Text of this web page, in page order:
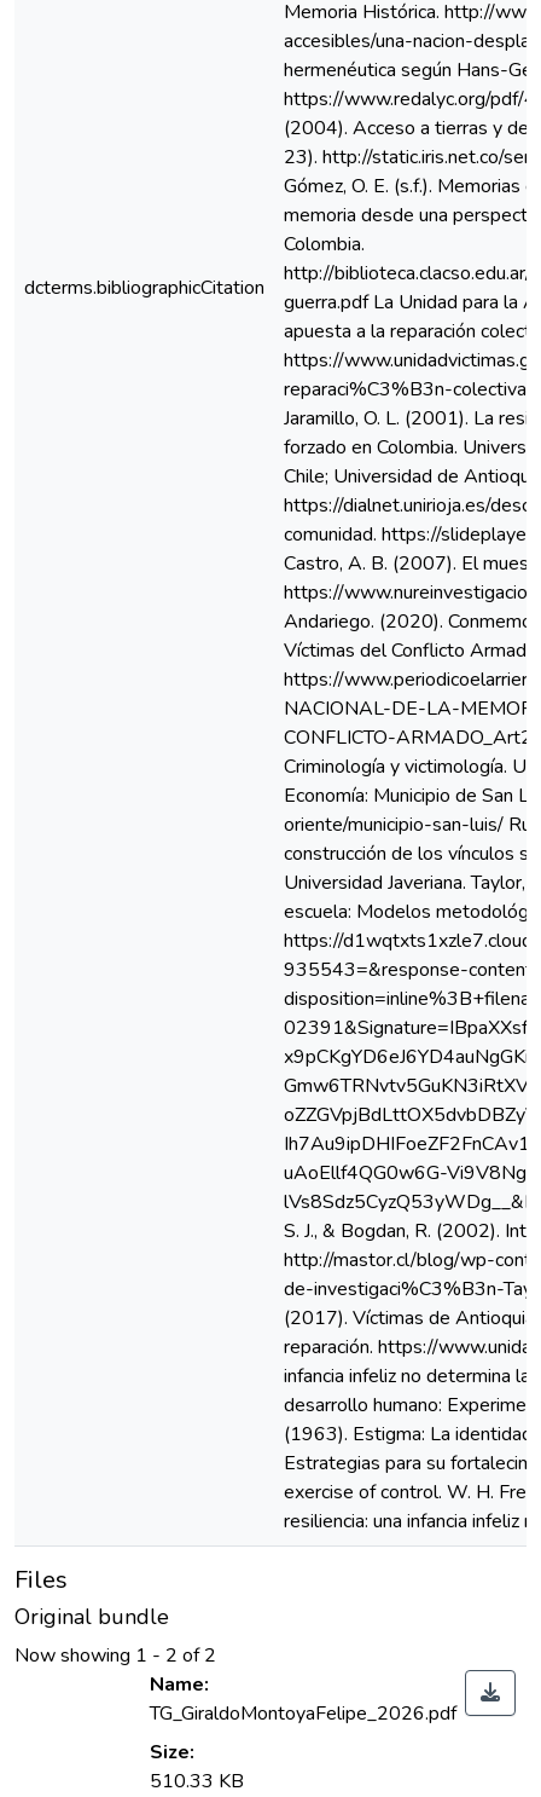
dcterms.bibliographicCitation
Memoria Histórica. http://
accesibles/una-nacion-
hermenéutica según Hans-
https://www.redalyc.org/pdf/
(2004). Acceso a tierras y
23). http://static.iris.net.co/
Gómez, O. E. (s.f.). Memorias
memoria desde una
Colombia.
http://
guerra.pdf La Unidad para la
apuesta a la reparación
https://
reparaci%C3%B3n-
Jaramillo, O. L. (2001). La
forzado en Colombia.
Chile; Universidad de
https://dialnet.unirioja.es/
comunidad. https://
Castro, A. B. (2007). El
https://
Andariego. (2020).
Víctimas del Conflicto Armado.
https://
NACIONAL-DE-LA-
CONFLICTO-
Criminología y victimología.
Economía: Municipio de San
oriente/municipio-san-luis/
construcción de los vínculos
Universidad Javeriana. Taylor,
escuela: Modelos
https://
935543=&response-content
uAoEllf4QG0w6G-
S. J., & Bogdan, R. (2002).
http://mastor.cl/blog/wp-
de-investigaci%C3%B3n-
(2017). Víctimas de
reparación. https://
infancia infeliz no determina
desarrollo humano:
(1963). Estigma: La identidad
Estrategias para su
exercise of control. W. H.
resiliencia: una infancia infeliz
Files
Original bundle
Now showing 1 - 2 of 2
Name:
TG_GiraldoMontoyaFelipe_2026.pdf
Size:
510.33 KB